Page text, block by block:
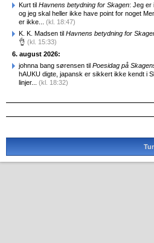
Kurt til Havnens betydning for Skagen: Jeg er
og jeg skal heller ikke have point for noget
er ikke... (kl. 18:47)
K. K. Madsen til Havnens betydning for
👌 (kl. 15:33)
6. august 2026:
johnna bang sørensen til Poesidag på
hAUKU digte, japansk er sikkert ikke kendt i
linjer... (kl. 18:32)